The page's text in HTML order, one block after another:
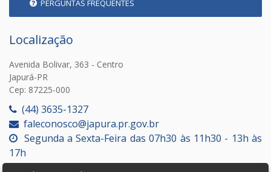
PERGUNTAS FREQUENTES
Localização
Avenida Bolivar, 363 - Centro
Japurá-PR
Cep: 87225-000
(44) 3635-1327
faleconosco@japura.pr.gov.br
Segunda a Sexta-Feira das 07h30 às 11h30 - 13h às
17h